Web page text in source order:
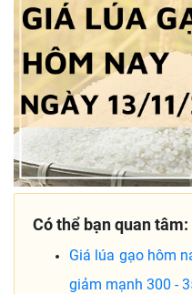
Có thể bạn quan tâm:
Giá lúa gạo hôm
giảm mạnh 300 -